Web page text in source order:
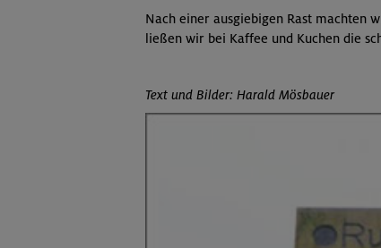
Nach einer ausgiebigen Rast machten
ließen wir bei Kaffee und Kuchen die
Text und Bilder: Harald Mösbauer